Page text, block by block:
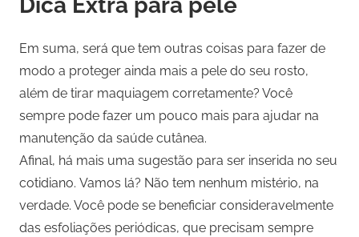
Dica Extra para pele
Em suma, será que tem outras coisas para fazer de
modo a proteger ainda mais a pele do seu rosto,
além de tirar maquiagem corretamente? Você
sempre pode fazer um pouco mais para ajudar na
manutenção da saúde cutânea.
Afinal, há mais uma sugestão para ser inserida no seu
cotidiano. Vamos lá? Não tem nenhum mistério, na
verdade. Você pode se beneficiar consideravelmente
das esfoliações periódicas, que precisam sempre